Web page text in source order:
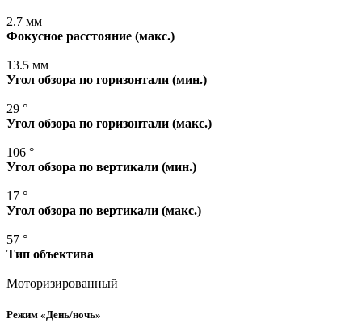
2.7 мм
Фокусное расстояние (макс.)
13.5 мм
Угол обзора по горизонтали (мин.)
29 °
Угол обзора по горизонтали (макс.)
106 °
Угол обзора по вертикали (мин.)
17 °
Угол обзора по вертикали (макс.)
57 °
Тип объектива
Моторизированный
Режим «День/ночь»